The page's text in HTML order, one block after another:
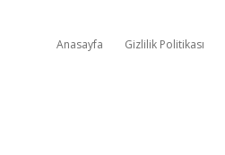
Anasayfa Gizlilik Politikası